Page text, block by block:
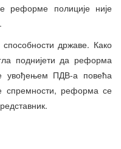
реформе полиције није
државе. Како
поднијети да реформа
увођењем ПДВ-а повећа
спремности, реформа се